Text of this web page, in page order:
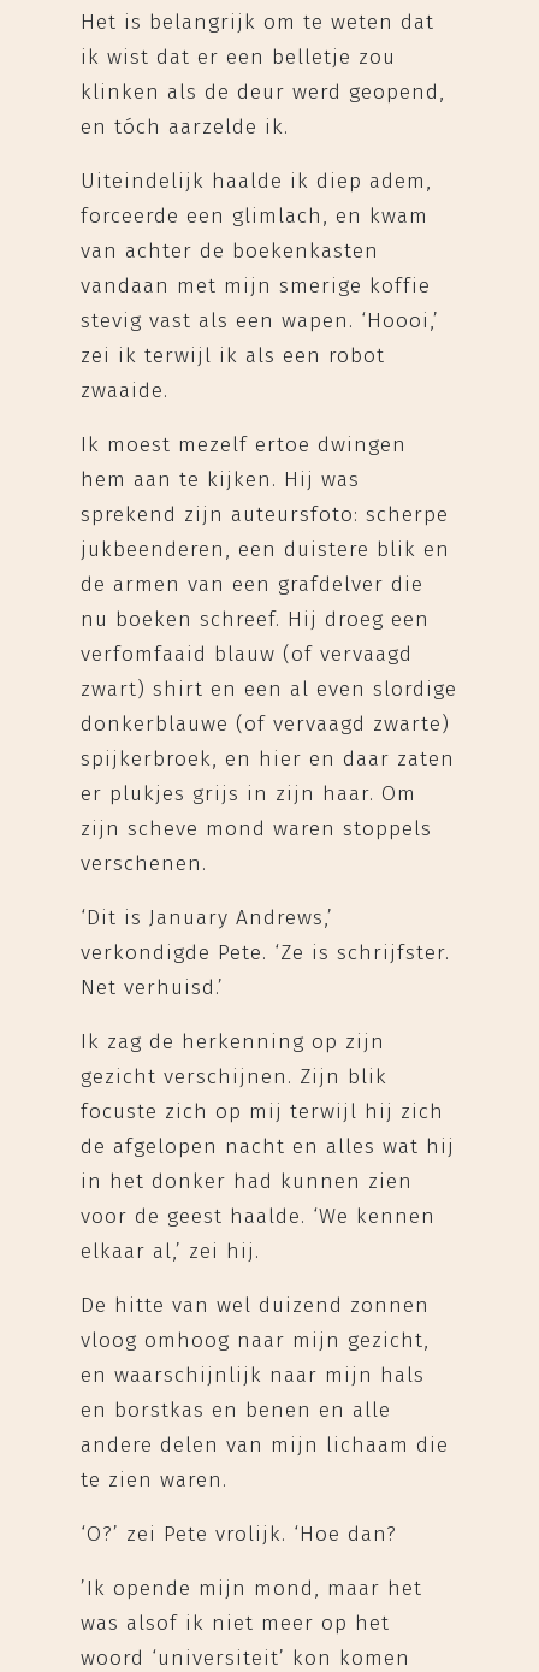
Het is belangrijk om te weten dat
ik wist dat er een belletje zou
klinken als de deur werd geopend,
en tóch aarzelde ik.
Uiteindelijk haalde ik diep adem,
forceerde een glimlach, en kwam
van achter de boekenkasten
vandaan met mijn smerige koffie
stevig vast als een wapen. ‘Hoooi,’
zei ik terwijl ik als een robot
zwaaide.
Ik moest mezelf ertoe dwingen
hem aan te kijken. Hij was
sprekend zijn auteursfoto: scherpe
jukbeenderen, een duistere blik en
de armen van een grafdelver die
nu boeken schreef. Hij droeg een
verfomfaaid blauw (of vervaagd
zwart) shirt en een al even slordige
donkerblauwe (of vervaagd zwarte)
spijkerbroek, en hier en daar zaten
er plukjes grijs in zijn haar. Om
zijn scheve mond waren stoppels
verschenen.
‘Dit is January Andrews,’
verkondigde Pete. ‘Ze is schrijfster.
Net verhuisd.’
Ik zag de herkenning op zijn
gezicht verschijnen. Zijn blik
focuste zich op mij terwijl hij zich
de afgelopen nacht en alles wat hij
in het donker had kunnen zien
voor de geest haalde. ‘We kennen
elkaar al,’ zei hij.
De hitte van wel duizend zonnen
vloog omhoog naar mijn gezicht,
en waarschijnlijk naar mijn hals
en borstkas en benen en alle
andere delen van mijn lichaam die
te zien waren.
‘O?’ zei Pete vrolijk. ‘Hoe dan?
’Ik opende mijn mond, maar het
was alsof ik niet meer op het
woord ‘universiteit’ kon komen